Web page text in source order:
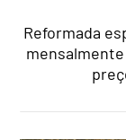
Reformada